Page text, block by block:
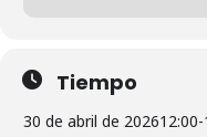
Tiempo
30 de abril de 202612:00-